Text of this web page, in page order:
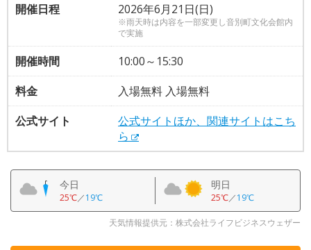
開催日程
2026年6月21日(日)
※雨天時は内容を一部変更し音別町文化会館内
で実施
開催時間
10:00～15:30
料金
入場無料 入場無料
公式サイト
公式サイトほか、関連サイトはこち
ら
今日
25℃／19℃
明日
25℃／19℃
天気情報提供元：株式会社ライフビジネスウェザー